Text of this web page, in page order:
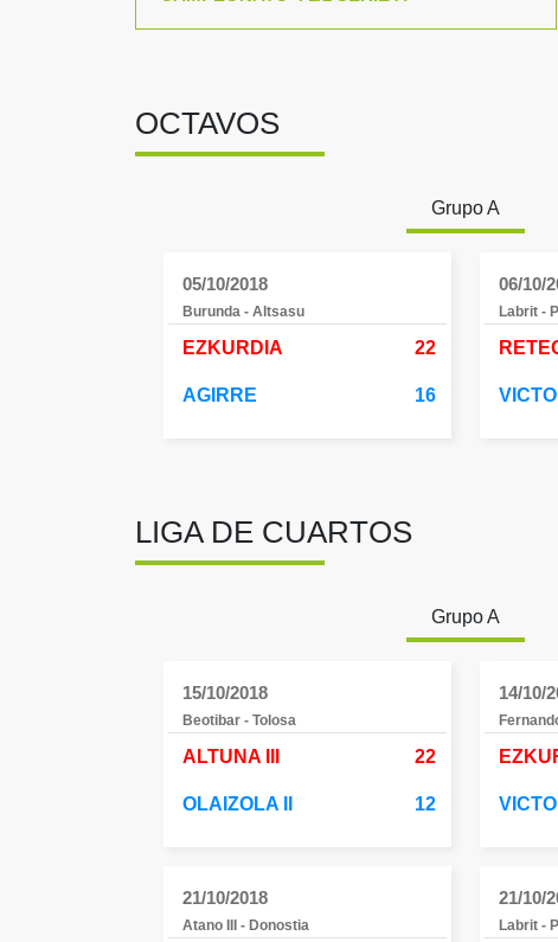
OCTAVOS
Grupo A
05/10/2018
Burunda - Altsasu
EZKURDIA 22
AGIRRE 16
06/10/
Labrit -
LIGA DE CUARTOS
Grupo A
15/10/2018
Beotibar - Tolosa
ALTUNA III 22
OLAIZOLA II 12
14/10/
21/10/2018
Atano III - Donostia
21/10/
Labrit -